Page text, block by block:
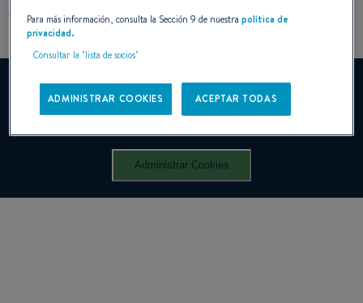
YouTube está desactivado.
Para ver este vídeo, primero debe autorizar el uso de
Administrar Cookies
Para más información, consulta la Sección 9 de nuestrapolítica de
privacidad.
Consultar la "lista de socios"
ADMINISTRAR COOKIES ACEPTAR TODAS